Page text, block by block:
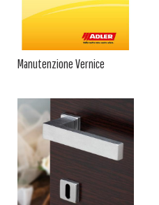
Manutenzione Vernice